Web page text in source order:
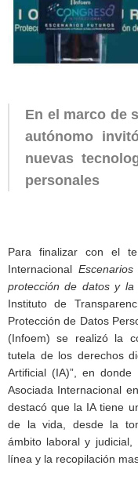
En el marco de
autónomo
nuevas
personales
Para finalizar con el
Internacional
protección de datos y
Instituto de
Protección de Datos
(Infoem) se realizó la
tutela de los derechos
Artificial (IA)”, en donde
Asociada Internacional
destacó que la IA tiene
de la vida, desde la
ámbito laboral y judicial,
línea y la recopilación